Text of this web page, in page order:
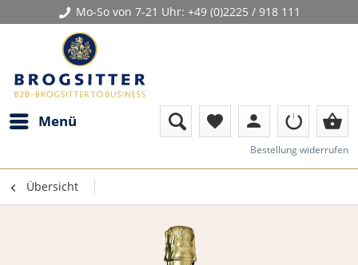
Mo-So von 7-21 Uhr: +49 (0)2225 / 918 111
Menü favorite person shopping_basket
Bestellung widerrufen
Übersicht